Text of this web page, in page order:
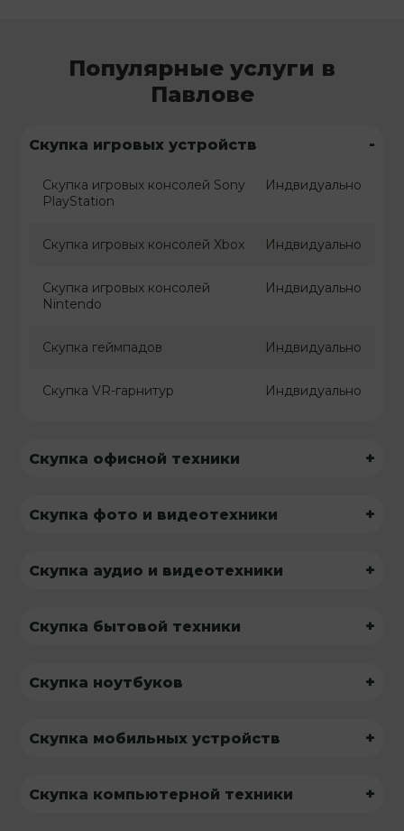
Популярные услуги в
Павлове
Скупка игровых устройств -
Скупка игровых консолей Sony
PlayStation
Индвидуально
Скупка игровых консолей Xbox Индвидуально
Скупка игровых консолей
Nintendo
Индвидуально
Скупка геймпадов Индвидуально
Скупка VR-гарнитур Индвидуально
Скупка офисной техники +
Скупка фото и видеотехники +
Скупка аудио и видеотехники +
Скупка бытовой техники +
Скупка ноутбуков +
Скупка мобильных устройств +
Скупка компьютерной техники +